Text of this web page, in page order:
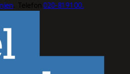
. Telefon020-81 91 00.